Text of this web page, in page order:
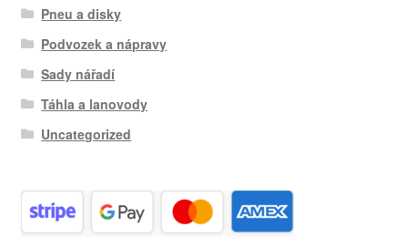
Pneu a disky
Podvozek a nápravy
Sady nářadí
Táhla a lanovody
Uncategorized